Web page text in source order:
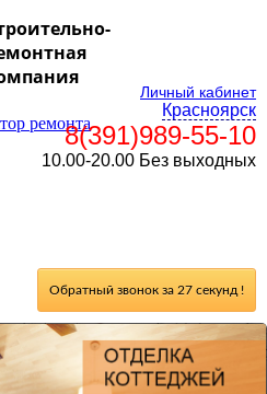
ремонта
Личный кабинет
Красноярск
8(391)989-55-10
10.00-20.00 Без выходных
Обратный звонок за 27 секунд !